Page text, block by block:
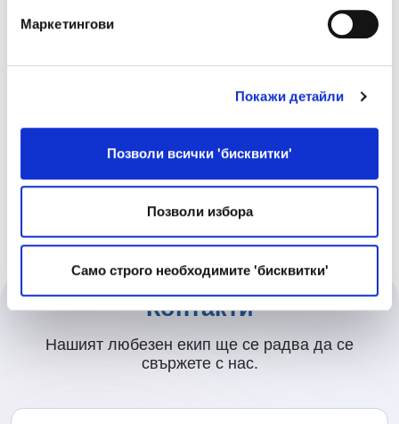
Маркетингови
Покажи детайли
Позволи всички 'бисквитки'
Позволи избора
Само строго необходимите 'бисквитки'
съхранявани за срок до 24 месеца или до
оттегляне на съгласието ми.
Въведете символите, показани на
изображението.
Контакти
Нашият любезен екип ще се радва да се
свържете с нас.